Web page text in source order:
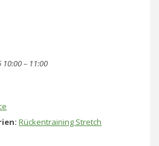
10:00– 11:00
Rückentraining Stretch